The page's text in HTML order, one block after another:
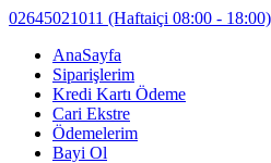
02645021011 (Haftaiçi 08:00 - 18:00)
AnaSayfa
Siparişlerim
Kredi Kartı Ödeme
Cari Ekstre
Ödemelerim
Bayi Ol